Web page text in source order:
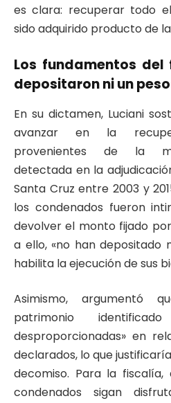
es clara: recuperar todo
sido adquirido producto de
Los fundamentos del
depositaron ni un
En su dictamen, Luciani
avanzar en la
provenientes de la
detectada en la
Santa Cruz entre 2003 y
los condenados fueron
devolver el monto fijado
a ello, «no han depositado
habilita la ejecución de sus
Asimismo, argumentó
patrimonio
desproporcionadas» en
declarados, lo que
decomiso. Para la fiscalía,
condenados sigan